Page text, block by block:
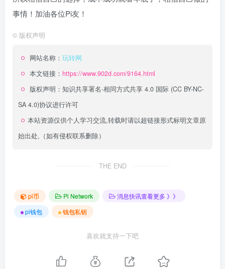
事情！加油各位Pi友！
© 版权声明
网站名称： 玩转网
本文链接： https://www.902d.com/9164.html
版权声明： 知识共享署名-相同方式共享 4.0 国际 (CC BY-NC-
SA 4.0)协议进行许可
本站资源仅供个人学习交流,转载时请以超链接形式标明文章原
始出处,（如有侵权联系删除）
THE END
pi币 Pi Network
消息快讯查看更多 》》
pi钱包
钱包私钥
喜欢就支持一下吧